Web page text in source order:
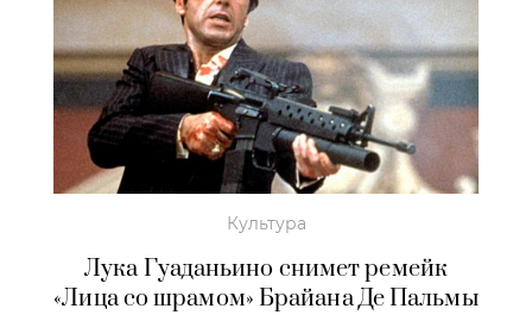
Культура
Лука Гуаданьино снимет ремейк
«Лица со шрамом» Брайана Де Пальмы